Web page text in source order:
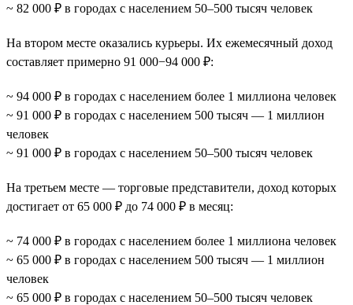
~ 82 000 ₽ в городах с населением 50–500 тысяч человек
На втором месте оказались курьеры. Их ежемесячный доход
составляет примерно 91 000−94 000 ₽:
~ 94 000 ₽ в городах с населением более 1 миллиона человек
~ 91 000 ₽ в городах с населением 500 тысяч — 1 миллион
человек
~ 91 000 ₽ в городах с населением 50–500 тысяч человек
На третьем месте — торговые представители, доход которых
достигает от 65 000 ₽ до 74 000 ₽ в месяц:
~ 74 000 ₽ в городах с населением более 1 миллиона человек
~ 65 000 ₽ в городах с населением 500 тысяч — 1 миллион
человек
~ 65 000 ₽ в городах с населением 50–500 тысяч человек